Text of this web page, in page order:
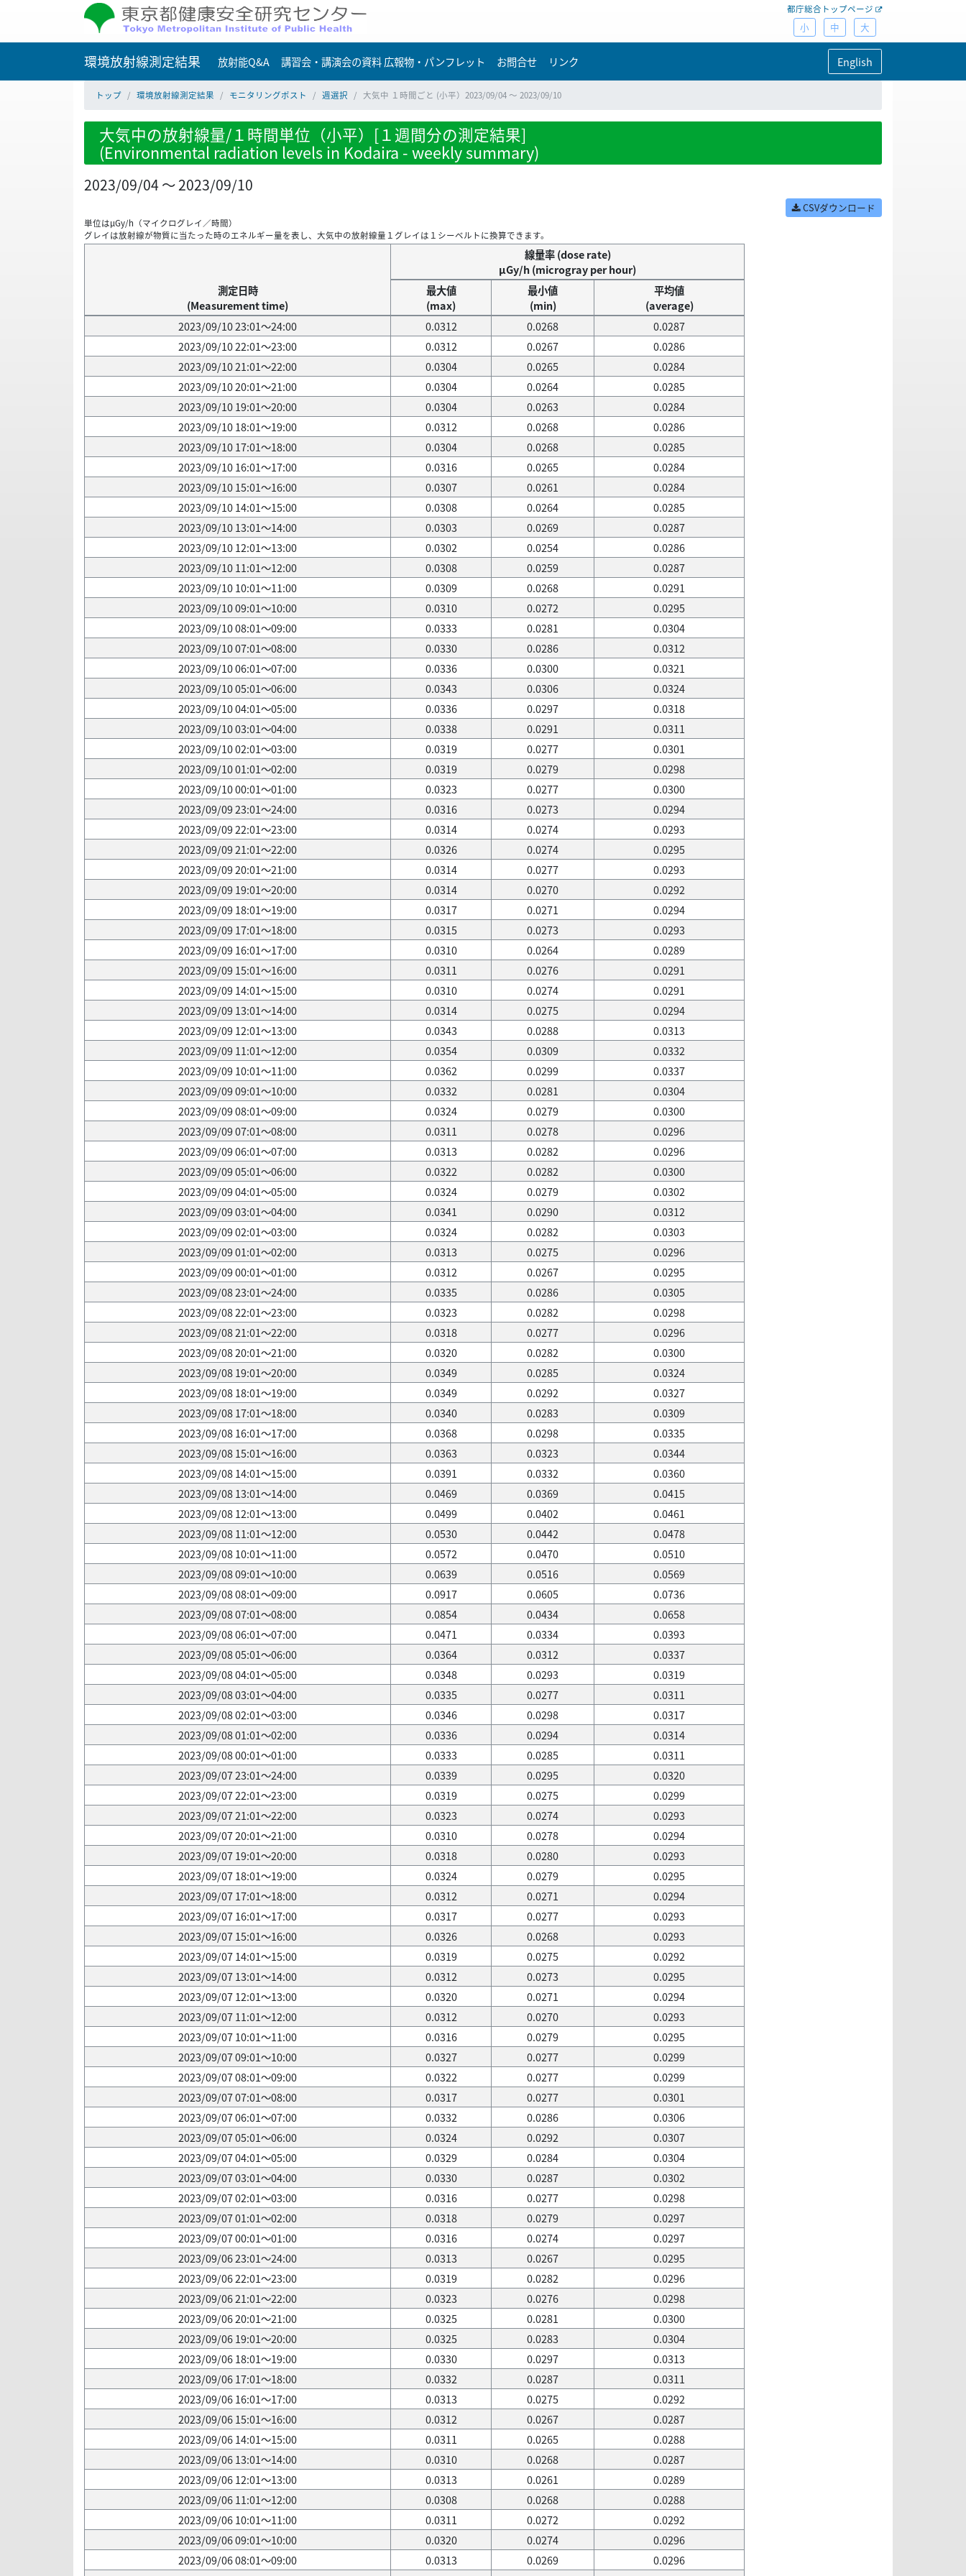
都庁総合トップページ
小 中 大
環境放射線測定結果 放射能Q&A 講習会・講演会の資料 広報物・パンフレット お問合せ リンク English
トップ 環境放射線測定結果 モニタリングポスト 週選択 大気中 １時間ごと (小平）2023/09/04 ～ 2023/09/10
大気中の放射線量/１時間単位（小平）[１週間分の測定結果]
(Environmental radiation levels in Kodaira - weekly summary)
2023/09/04 ～ 2023/09/10
CSVダウンロード
単位はμGy/h（マイクログレイ／時間）
グレイは放射線が物質に当たった時のエネルギー量を表し、大気中の放射線量１グレイは１シーベルトに換算できます。
測定日時
(Measurement time)
線量率 (dose rate)
μGy/h (microgray per hour)
最大値
(max)
最小値
(min)
平均値
(average)
2023/09/10 23:01～24:00
0.0312 0.0268
0.0287
2023/09/10 22:01～23:00
0.0312 0.0267
0.0286
2023/09/10 21:01～22:00
0.0304 0.0265
0.0284
2023/09/10 20:01～21:00
0.0304 0.0264
0.0285
2023/09/10 19:01～20:00
0.0304 0.0263
0.0284
2023/09/10 18:01～19:00
0.0312 0.0268
0.0286
2023/09/10 17:01～18:00
0.0304 0.0268
0.0285
2023/09/10 16:01～17:00
0.0316 0.0265
0.0284
2023/09/10 15:01～16:00
0.0307 0.0261
0.0284
2023/09/10 14:01～15:00
0.0308 0.0264
0.0285
2023/09/10 13:01～14:00
0.0303 0.0269
0.0287
2023/09/10 12:01～13:00
0.0302 0.0254
0.0286
2023/09/10 11:01～12:00
0.0308 0.0259
0.0287
2023/09/10 10:01～11:00
0.0309 0.0268
0.0291
2023/09/10 09:01～10:00
0.0310 0.0272
0.0295
2023/09/10 08:01～09:00
0.0333 0.0281
0.0304
2023/09/10 07:01～08:00
0.0330 0.0286
0.0312
2023/09/10 06:01～07:00
0.0336 0.0300
0.0321
2023/09/10 05:01～06:00
0.0343 0.0306
0.0324
2023/09/10 04:01～05:00
0.0336 0.0297
0.0318
2023/09/10 03:01～04:00
0.0338 0.0291
0.0311
2023/09/10 02:01～03:00
0.0319 0.0277
0.0301
2023/09/10 01:01～02:00
0.0319 0.0279
0.0298
2023/09/10 00:01～01:00
0.0323 0.0277
0.0300
2023/09/09 23:01～24:00
0.0316 0.0273
0.0294
2023/09/09 22:01～23:00
0.0314 0.0274
0.0293
2023/09/09 21:01～22:00
0.0326 0.0274
0.0295
2023/09/09 20:01～21:00
0.0314 0.0277
0.0293
2023/09/09 19:01～20:00
0.0314 0.0270
0.0292
2023/09/09 18:01～19:00
0.0317 0.0271
0.0294
2023/09/09 17:01～18:00
0.0315 0.0273
0.0293
2023/09/09 16:01～17:00
0.0310 0.0264
0.0289
2023/09/09 15:01～16:00
0.0311 0.0276
0.0291
2023/09/09 14:01～15:00
0.0310 0.0274
0.0291
2023/09/09 13:01～14:00
0.0314 0.0275
0.0294
2023/09/09 12:01～13:00
0.0343 0.0288
0.0313
2023/09/09 11:01～12:00
0.0354 0.0309
0.0332
2023/09/09 10:01～11:00
0.0362 0.0299
0.0337
2023/09/09 09:01～10:00
0.0332 0.0281
0.0304
2023/09/09 08:01～09:00
0.0324 0.0279
0.0300
2023/09/09 07:01～08:00
0.0311 0.0278
0.0296
2023/09/09 06:01～07:00
0.0313 0.0282
0.0296
2023/09/09 05:01～06:00
0.0322 0.0282
0.0300
2023/09/09 04:01～05:00
0.0324 0.0279
0.0302
2023/09/09 03:01～04:00
0.0341 0.0290
0.0312
2023/09/09 02:01～03:00
0.0324 0.0282
0.0303
2023/09/09 01:01～02:00
0.0313 0.0275
0.0296
2023/09/09 00:01～01:00
0.0312 0.0267
0.0295
2023/09/08 23:01～24:00
0.0335 0.0286
0.0305
2023/09/08 22:01～23:00
0.0323 0.0282
0.0298
2023/09/08 21:01～22:00
0.0318 0.0277
0.0296
2023/09/08 20:01～21:00
0.0320 0.0282
0.0300
2023/09/08 19:01～20:00
0.0349 0.0285
0.0324
2023/09/08 18:01～19:00
0.0349 0.0292
0.0327
2023/09/08 17:01～18:00
0.0340 0.0283
0.0309
2023/09/08 16:01～17:00
0.0368 0.0298
0.0335
2023/09/08 15:01～16:00
0.0363 0.0323
0.0344
2023/09/08 14:01～15:00
0.0391 0.0332
0.0360
2023/09/08 13:01～14:00
0.0469 0.0369
0.0415
2023/09/08 12:01～13:00
0.0499 0.0402
0.0461
2023/09/08 11:01～12:00
0.0530 0.0442
0.0478
2023/09/08 10:01～11:00
0.0572 0.0470
0.0510
2023/09/08 09:01～10:00
0.0639 0.0516
0.0569
2023/09/08 08:01～09:00
0.0917 0.0605
0.0736
2023/09/08 07:01～08:00
0.0854 0.0434
0.0658
2023/09/08 06:01～07:00
0.0471 0.0334
0.0393
2023/09/08 05:01～06:00
0.0364 0.0312
0.0337
2023/09/08 04:01～05:00
0.0348 0.0293
0.0319
2023/09/08 03:01～04:00
0.0335 0.0277
0.0311
2023/09/08 02:01～03:00
0.0346 0.0298
0.0317
2023/09/08 01:01～02:00
0.0336 0.0294
0.0314
2023/09/08 00:01～01:00
0.0333 0.0285
0.0311
2023/09/07 23:01～24:00
0.0339 0.0295
0.0320
2023/09/07 22:01～23:00
0.0319 0.0275
0.0299
2023/09/07 21:01～22:00
0.0323 0.0274
0.0293
2023/09/07 20:01～21:00
0.0310 0.0278
0.0294
2023/09/07 19:01～20:00
0.0318 0.0280
0.0293
2023/09/07 18:01～19:00
0.0324 0.0279
0.0295
2023/09/07 17:01～18:00
0.0312 0.0271
0.0294
2023/09/07 16:01～17:00
0.0317 0.0277
0.0293
2023/09/07 15:01～16:00
0.0326 0.0268
0.0293
2023/09/07 14:01～15:00
0.0319 0.0275
0.0292
2023/09/07 13:01～14:00
0.0312 0.0273
0.0295
2023/09/07 12:01～13:00
0.0320 0.0271
0.0294
2023/09/07 11:01～12:00
0.0312 0.0270
0.0293
2023/09/07 10:01～11:00
0.0316 0.0279
0.0295
2023/09/07 09:01～10:00
0.0327 0.0277
0.0299
2023/09/07 08:01～09:00
0.0322 0.0277
0.0299
2023/09/07 07:01～08:00
0.0317 0.0277
0.0301
2023/09/07 06:01～07:00
0.0332 0.0286
0.0306
2023/09/07 05:01～06:00
0.0324 0.0292
0.0307
2023/09/07 04:01～05:00
0.0329 0.0284
0.0304
2023/09/07 03:01～04:00
0.0330 0.0287
0.0302
2023/09/07 02:01～03:00
0.0316 0.0277
0.0298
2023/09/07 01:01～02:00
0.0318 0.0279
0.0297
2023/09/07 00:01～01:00
0.0316 0.0274
0.0297
2023/09/06 23:01～24:00
0.0313 0.0267
0.0295
2023/09/06 22:01～23:00
0.0319 0.0282
0.0296
2023/09/06 21:01～22:00
0.0323 0.0276
0.0298
2023/09/06 20:01～21:00
0.0325 0.0281
0.0300
2023/09/06 19:01～20:00
0.0325 0.0283
0.0304
2023/09/06 18:01～19:00
0.0330 0.0297
0.0313
2023/09/06 17:01～18:00
0.0332 0.0287
0.0311
2023/09/06 16:01～17:00
0.0313 0.0275
0.0292
2023/09/06 15:01～16:00
0.0312 0.0267
0.0287
2023/09/06 14:01～15:00
0.0311 0.0265
0.0288
2023/09/06 13:01～14:00
0.0310 0.0268
0.0287
2023/09/06 12:01～13:00
0.0313 0.0261
0.0289
2023/09/06 11:01～12:00
0.0308 0.0268
0.0288
2023/09/06 10:01～11:00
0.0311 0.0272
0.0292
2023/09/06 09:01～10:00
0.0320 0.0274
0.0296
2023/09/06 08:01～09:00
0.0313 0.0269
0.0296